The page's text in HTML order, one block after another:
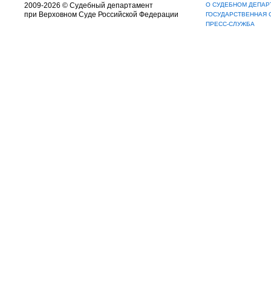
2009-2026 © Судебный департамент
при Верховном Суде Российской Федерации
О СУДЕБНОМ
ГОСУДАРСТВЕННАЯ
ПРЕСС-СЛУЖБА